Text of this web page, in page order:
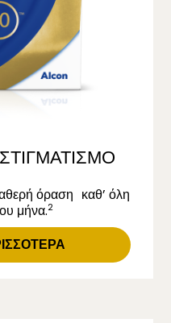
όραση καθ’ όλη
μήνα.2